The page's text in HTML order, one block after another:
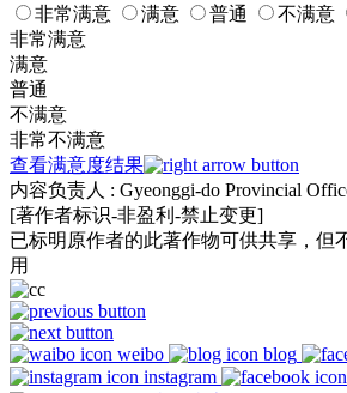
非常满意
满意 普通 不满意
非常满意
满意
普通
不满意
非常不满意
查看满意度结果
内容负责人 : Gyeonggi-do Provincial
[著作者标识-非盈利-禁止变更]
已标明原作者的此著作物可供共享，但
用
weibo blog
instagram